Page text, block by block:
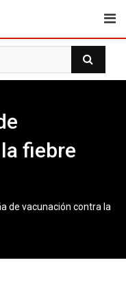
fiebre
de vacunación contra la